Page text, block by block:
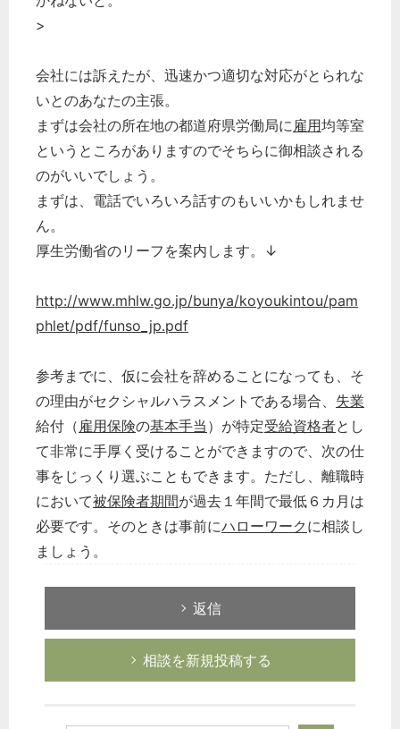
>
会社には訴えたが、迅速かつ適切な対応がとられな
いとのあなたの主張。
まずは会社の所在地の都道府県労働局に雇用均等室
というところがありますのでそちらに御相談される
のがいいでしょう。
まずは、電話でいろいろ話すのもいいかもしれませ
ん。
厚生労働省のリーフを案内します。↓
http://www.mhlw.go.jp/bunya/koyoukintou/pam
phlet/pdf/funso_jp.pdf
参考までに、仮に会社を辞めることになっても、そ
の理由がセクシャルハラスメントである場合、 失業
給付（ 雇用保険の基本手当 ）が特定受給資格者とし
て非常に手厚く受けることができますので、次の仕
事をじっくり選ぶこともできます。ただし、離職時
において被保険者期間が過去１年間で最低６カ月は
必要です。そのときは事前にハローワーク に相談し
ましょう。
返信
相談を新規投稿する
どのカテゴリーに投稿しますか？